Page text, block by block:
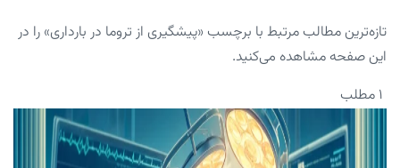
تازه‌ترین مطالب مرتبط با برچسب «پیشگیری از تروما در بارداری» را در
این صفحه مشاهده می‌کنید.
۱ مطلب